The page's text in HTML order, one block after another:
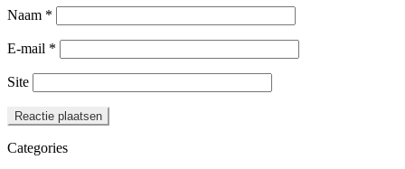
Naam *
E-mail *
Site
Categories